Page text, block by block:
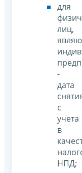
для
лиц,
-
дата
с
учета
в
НПД;